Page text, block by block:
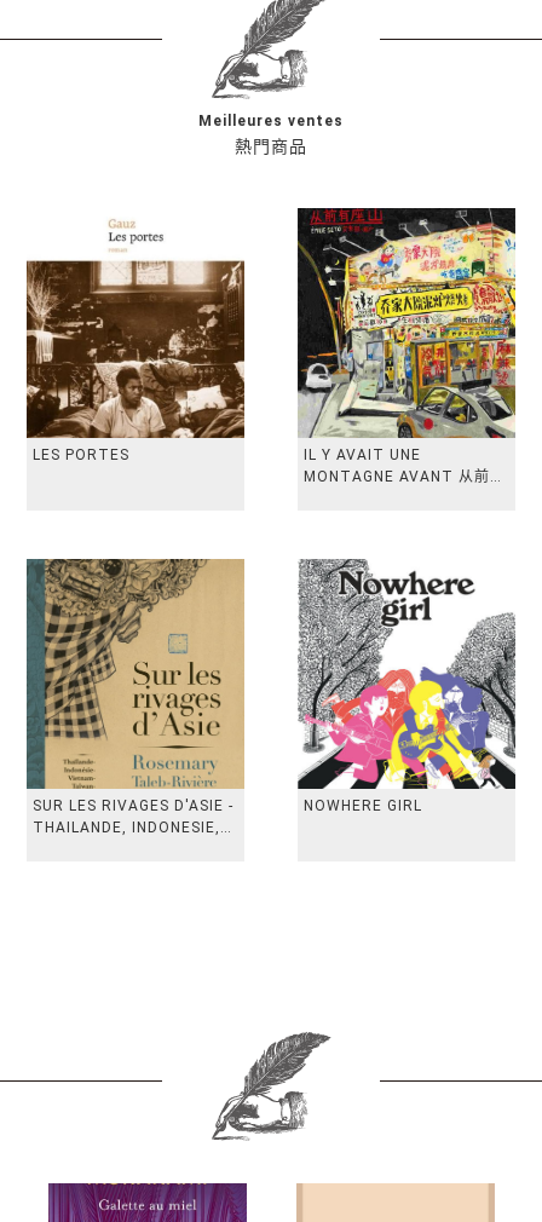
熱門商品
Meilleures ventes
LES PORTES
IL Y AVAIT UNE
MONTAGNE AVANT 从前有
SUR LES RIVAGES D'ASIE -
THAILANDE, INDONESIE,
NOWHERE GIRL